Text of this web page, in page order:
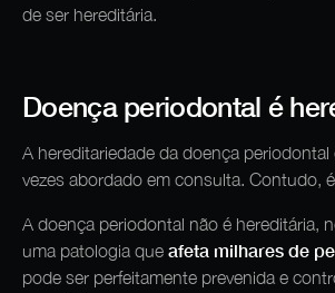
de ser hereditária.
Doença periodontal é
A hereditariedade da doença
vezes abordado em consulta. Contudo,
A doença periodontal não é hereditária,
uma patologia que afeta milhares de
pode ser perfeitamente prevenida e